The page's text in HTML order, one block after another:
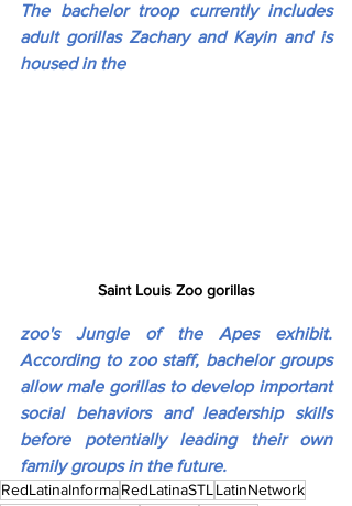
The bachelor troop currently includes
adult gorillas Zachary and Kayin and is
housed in the
Saint Louis Zoo gorillas
zoo's Jungle of the Apes exhibit.
According to zoo staff, bachelor groups
allow male gorillas to develop important
social behaviors and leadership skills
before potentially leading their own
family groups in the future.
RedLatinaInformaRedLatinaSTL LatinNetwork